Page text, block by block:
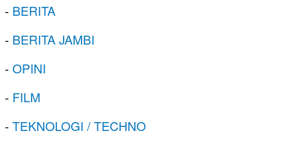
- BERITA
- BERITA JAMBI
-OPINI
- FILM
-TEKNOLOGI / TECHNO